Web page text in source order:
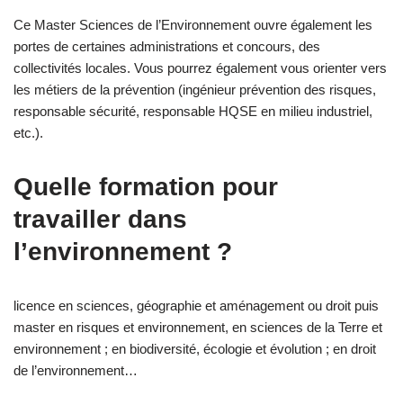
Ce Master Sciences de l’Environnement ouvre également les
portes de certaines administrations et concours, des
collectivités locales. Vous pourrez également vous orienter vers
les métiers de la prévention (ingénieur prévention des risques,
responsable sécurité, responsable HQSE en milieu industriel,
etc.).
Quelle formation pour
travailler dans
l’environnement ?
licence en sciences, géographie et aménagement ou droit puis
master en risques et environnement, en sciences de la Terre et
environnement ; en biodiversité, écologie et évolution ; en droit
de l’environnement…